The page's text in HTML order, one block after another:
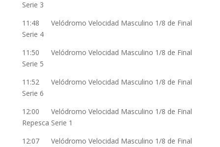
Serie 3
11:48 Velódromo Velocidad Masculino 1/8 de Final
Serie 4
11:50 Velódromo Velocidad Masculino 1/8 de Final
Serie 5
11:52 Velódromo Velocidad Masculino 1/8 de Final
Serie 6
12:00 Velódromo Velocidad Masculino 1/8 de Final
Repesca Serie 1
12:07 Velódromo Velocidad Masculino 1/8 de Final